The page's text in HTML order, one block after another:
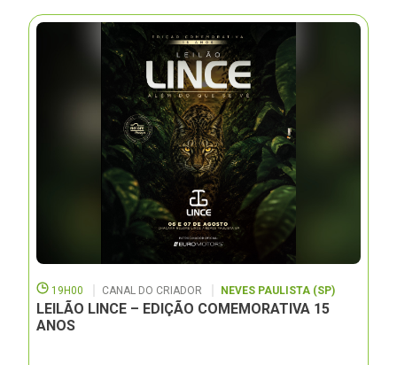
19H00 CANAL DO CRIADOR NEVES PAULISTA (SP)
LEILÃO LINCE – EDIÇÃO COMEMORATIVA 15
ANOS